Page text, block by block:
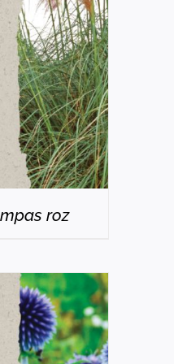
roz